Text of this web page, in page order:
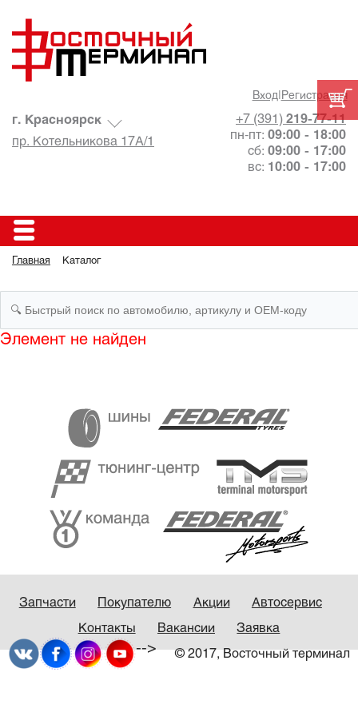
Вход| Регистрация
+7 (391) 219-77-11
пн-пт: 09:00 - 18:00
сб: 09:00 - 17:00
вс: 10:00 - 17:00
г. Красноярск
пр. Котельникова 17А/1
Главная Каталог
Элемент не найден
Запчасти Покупателю Акции Автосервис
Контакты Вакансии Заявка
© 2017, Восточный терминал
-->